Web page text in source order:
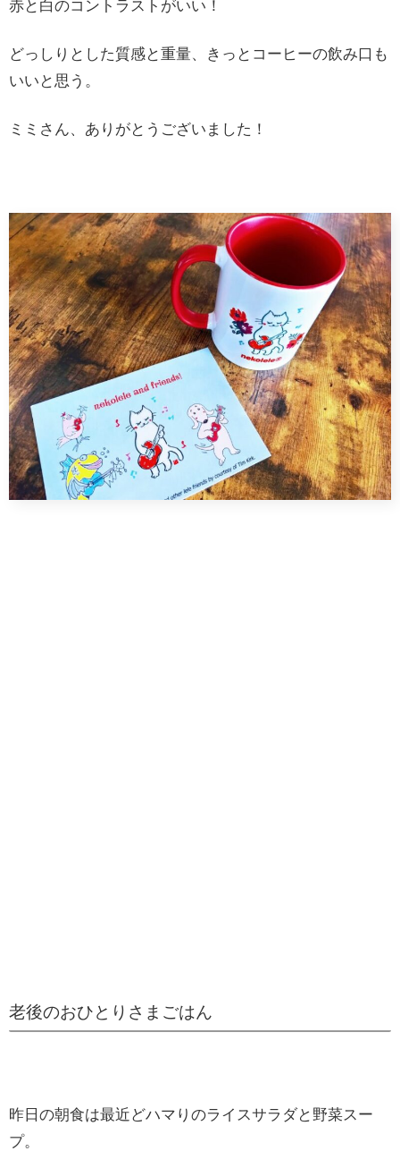
赤と白のコントラストがいい！
どっしりとした質感と重量、きっとコーヒーの飲み口も
いいと思う。
ミミさん、ありがとうございました！
老後のおひとりさまごはん
昨日の朝食は最近どハマりのライスサラダと野菜スー
プ。